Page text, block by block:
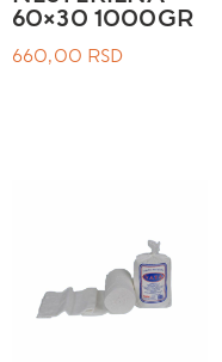
60×30 1000GR
660,00 RSD